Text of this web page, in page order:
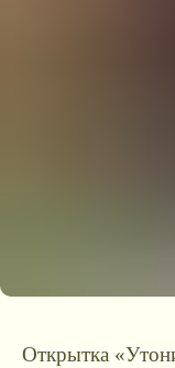
Открытка